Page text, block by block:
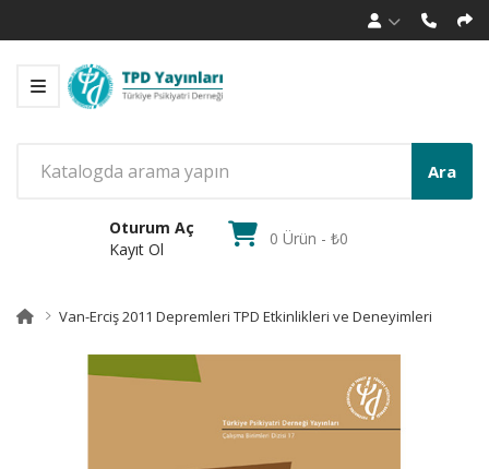
Ara
Oturum Aç
Kayıt Ol
0 Ürün - ₺0
Van-Erciş 2011 Depremleri TPD Etkinlikleri ve Deneyimleri